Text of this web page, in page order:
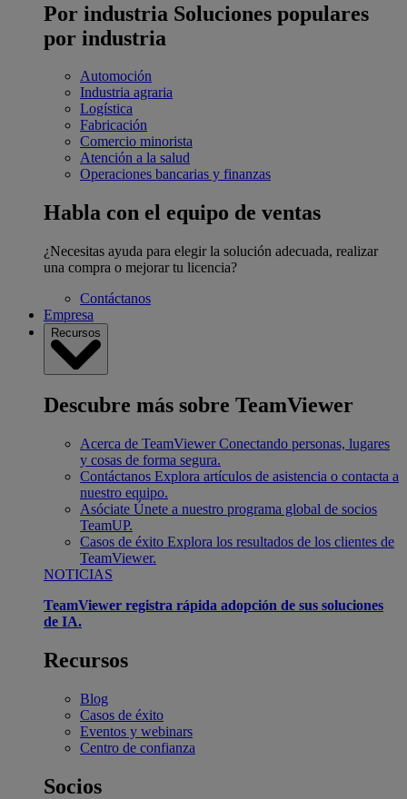
Por industria Soluciones populares
por industria
Automoción
Industria agraria
Logística
Fabricación
Comercio minorista
Atención a la salud
Operaciones bancarias y finanzas
Habla con el equipo de ventas
¿Necesitas ayuda para elegir la solución adecuada, realizar
una compra o mejorar tu licencia?
Contáctanos
Empresa
Recursos
Descubre más sobre TeamViewer
Acerca de TeamViewer Conectando personas, lugares
y cosas de forma segura.
Contáctanos Explora artículos de asistencia o contacta a
nuestro equipo.
Asóciate Únete a nuestro programa global de socios
TeamUP.
Casos de éxito Explora los resultados de los clientes de
TeamViewer.
NOTICIAS
TeamViewer registra rápida adopción de sus soluciones
de IA.
Recursos
Blog
Casos de éxito
Eventos y webinars
Centro de confianza
Socios